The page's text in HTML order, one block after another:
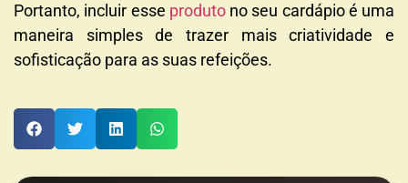
Portanto, incluir esse produto no seu cardápio é uma
maneira simples de trazer mais criatividade e
sofisticação para as suas refeições.